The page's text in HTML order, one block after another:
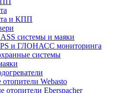
и КПП
системы и маяки
и ГЛОНАСС мониторинга
системы
Webasto
отопители Eberspacher